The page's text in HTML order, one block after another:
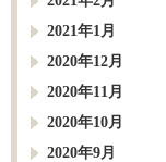
2021年1月
2020年12月
2020年11月
2020年10月
2020年9月